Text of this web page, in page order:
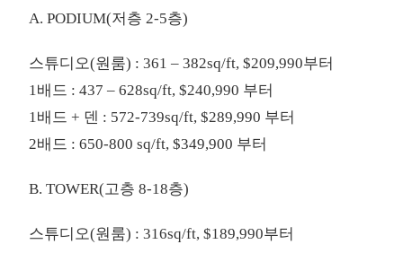
A. PODIUM(저층 2-5층)
스튜디오(원룸) : 361 – 382sq/ft, $209,990부터
1배드 : 437 – 628sq/ft, $240,990 부터
1배드 + 덴 : 572-739sq/ft, $289,990 부터
2배드 : 650-800 sq/ft, $349,900 부터
B. TOWER(고층 8-18층)
스튜디오(원룸) : 316sq/ft, $189,990부터